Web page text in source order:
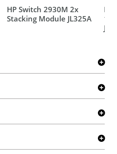
HP Switch 2930M 2x
Stacking Module JL325A
HP